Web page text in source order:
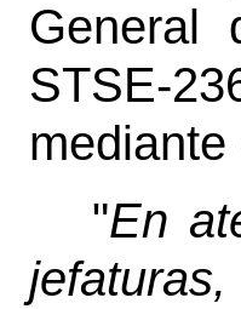
General
STSE-
"En